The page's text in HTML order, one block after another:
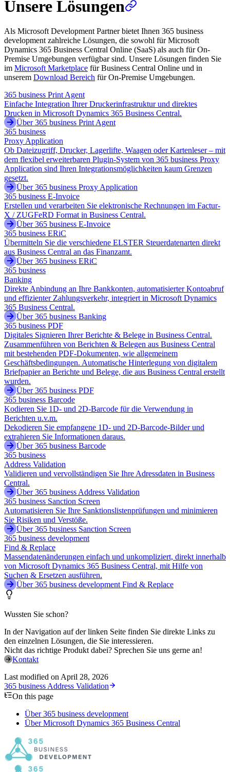
Unsere Lösungen
Als Microsoft Development Partner bietet Ihnen 365 business
development zahlreiche Lösungen, die sowohl für Microsoft
Dynamics 365 Business Central Online (SaaS) als auch für On-
Premise Umgebungen verfügbar sind. Unsere Lösungen finden Sie
im Microsoft Marketplace für Business Central Online und in
unserem Download Bereich für On-Premise Umgebungen.
365 business Print Agent
Einfache Integration Ihrer Druckerinfrastruktur und direktes
Drucken in Microsoft Dynamics 365 Business Central.
Über 365 business Print Agent
365 business
Proxy Application
Ob Dateizugriff, Drucker, Lagerlifte, Waagen oder Kartenleser – mit
dem flexibel erweiterbaren Plugin-System von 365 business Proxy
Application sind Ihren Integrationsmöglichkeiten kaum Grenzen
gesetzt.
Über 365 business Proxy Application
365 business E-Invoice
Erstellen und verarbeiten Sie elektronische Rechnungen im Factur-
X / ZUGFeRD Format in Business Central.
Über 365 business E-Invoice
365 business ERiC
Übermitteln Sie die verschiedene ELSTER Steuerdatenarten direkt
aus Business Central an das Finanzamt.
Über 365 business ERiC
365 business
Banking
Direkte Anbindung an Ihre Bankkonten, automatisierter Kontoabruf
und effizienter Zahlungsverkehr, integriert in Microsoft Dynamics
365 Business Central.
Über 365 business Banking
365 business PDF
Digitales Signieren Ihrer Berichte & Belege in Business Central.
Zusammenführen von Berichten & Belegen aus Business Central
mit bestehenden PDF-Dokumenten, wie allgemeinem
Geschäftsbedingungen. Automatische Hinterlegung von digitalem
Briefpapier an Berichte und Belege, die aus Business Central erstellt
wurden.
Über 365 business PDF
365 business Barcode
Kodieren Sie 1D- und 2D-Barcode für die Verwendung in
Berichten u.v.m.
Dekodieren Sie empfangene 1D- und 2D-Barcode-Bilder und
extrahieren Sie Informationen daraus.
Über 365 business Barcode
365 business
Address Validation
Validieren und vervollständigen Sie Ihre Adressdaten in Business
Central.
Über 365 business Address Validation
365 business Sanction Screen
Automatisieren Sie Ihre Sanktionslistenprüfungen und minimieren
Sie Risiken und Verstöße.
Über 365 business Sanction Screen
365 business development
Find & Replace
Massendatenänderungen einfach und unkompliziert, direkt innerhalb
von Microsoft Dynamics 365 Business Central, mit Hilfe von
Suchen & Ersetzen ausführen.
Über 365 business development Find & Replace
Wussten Sie schon?
In der Navigation auf der linken Seite finden Sie direkte Links zu
den einzelnen Lösungen, die Sie interessieren.
Nicht das richtige Produkt dabei? Sprechen Sie uns gerne an!
Kontakt
Last modified on April 28, 2026
365 business Address Validation
On this page
Über 365 business development
Über Microsoft Dynamics 365 Business Central